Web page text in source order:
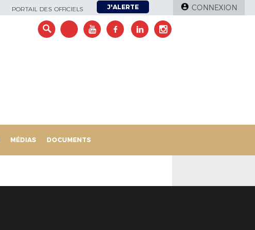
PORTAIL DES OFFICIELS J'ALERTE CONNEXION
MÉDIAS DOCUMENTS